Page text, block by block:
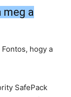
meg a
hogy a
SafePack